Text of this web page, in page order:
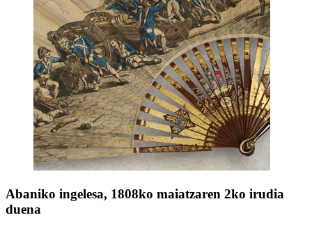
Abaniko ingelesa, 1808ko maiatzaren 2ko irudia
duena